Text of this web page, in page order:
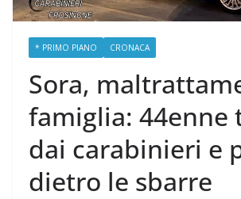
* PRIMO PIANO CRONACA
Sora,
famiglia: 44enne
dai carabinieri e
dietro le sbarre